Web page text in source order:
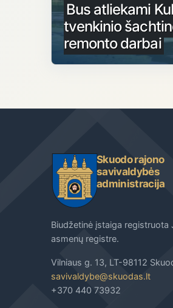
Bus atliekami
tvenkinio
remonto darbai
Skuodo rajono
savivaldybės
administracija
Biudžetinė įstaiga registruota
asmenų registre.
Vilniaus g. 13, LT-98112
savivaldybe@skuodas.lt
+370 440 73932